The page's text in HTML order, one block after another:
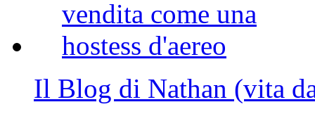
Il Blog di Nathan (vita